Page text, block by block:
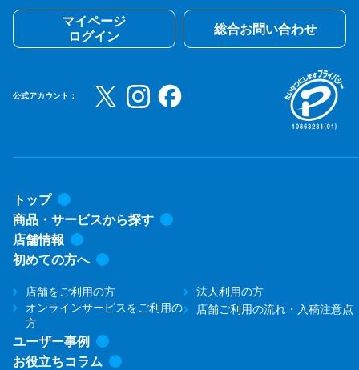
マイページ
ログイン
総合お問い合わせ
公式アカウント：
トップ
商品・サービスから探す
店舗情報
初めての方へ
店舗をご利用の方
法人利用の方
オンラインサービスをご利用の
方
店舗ご利用の流れ・入稿注意点
ユーザー事例
お役立ちコラム